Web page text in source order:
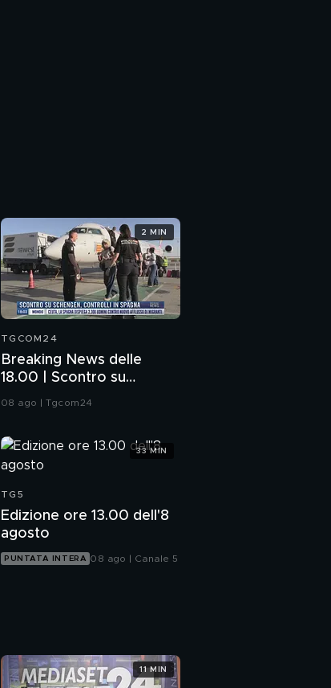
TGCOM24
Breaking News delle
18.00 | Scontro su
Schengen, controlli in
08 ago | Tgcom24
2 MIN
TG5
Edizione ore 13.00 dell'8
agosto
PUNTATA INTERA 08 ago | Canale 5
33 MIN
11 MIN